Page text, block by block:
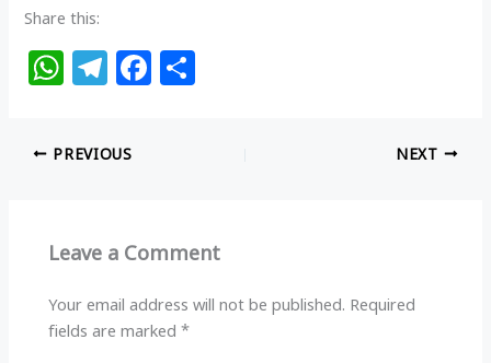
Share this:
W
at
s
p
T
e
g
m
F
o
k
PREVIOUS NEXT
Leave a Comment
Your email address will not be published. Required
fields are marked*